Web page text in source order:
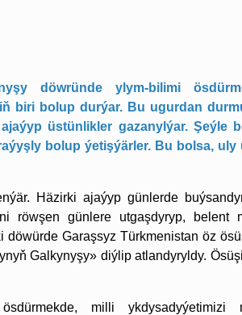
döwründe ylym-bilimi
biri bolup durýar. Bu ugurdan
üstünlikler gazanylýar. Şeýle
bolup ýetişýärler. Bu bolsa,
Häzirki ajaýyp günlerde
röwşen günlere utgaşdyryp, belent
Garaşsyz Türkmenistan öz
Galkynyşy» diýlip atlandyryldy.
milli ykdysadyýetimizi